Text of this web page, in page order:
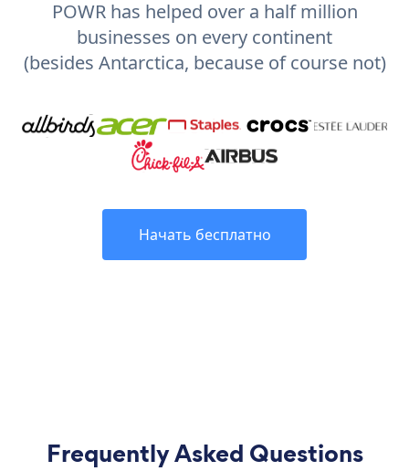
POWR has helped over a half million
businesses on every continent
(besides Antarctica, because of course not)
Начать бесплатно
Frequently Asked Questions